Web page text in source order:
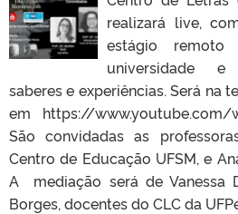
realizará live,
estágio
universidade e
saberes e experiências. Será na
em https://www.youtube.com/
São convidadas as
Centro de Educação UFSM, e
A mediação será de Vanessa
Borges, docentes do CLC da